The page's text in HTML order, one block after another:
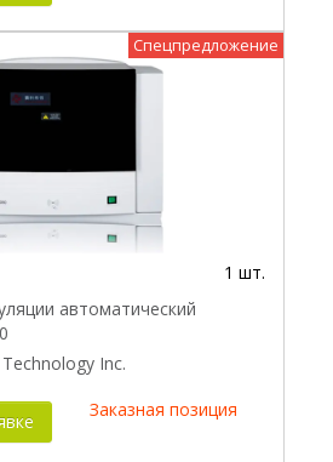
Новинка
Спецпредложение
1 шт.
автоматический
Inc.
Заказная позиция